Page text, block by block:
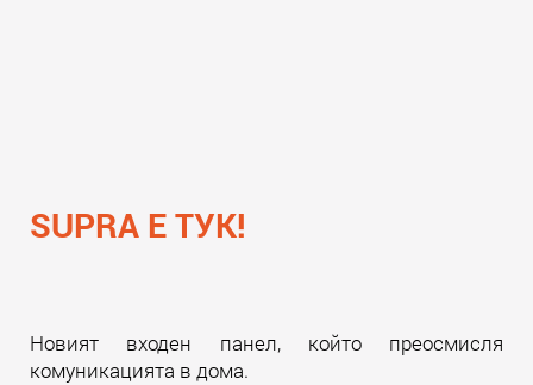
SUPRA Е ТУК!
Новият входен панел, който преосмисля
комуникацията в дома.